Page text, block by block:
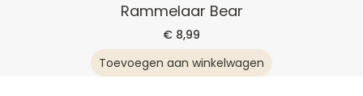
Rammelaar Bear
€ 8,99
Toevoegen aan winkelwagen